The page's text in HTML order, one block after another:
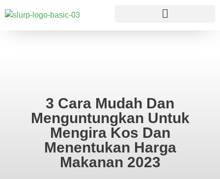
3 Cara Mudah Dan
Menguntungkan Untuk
Mengira Kos Dan
Menentukan Harga
Makanan 2023